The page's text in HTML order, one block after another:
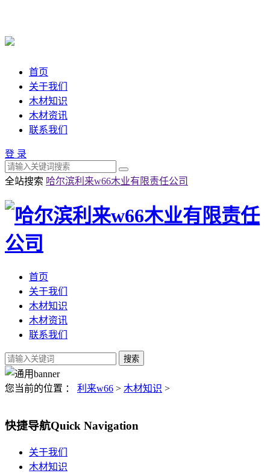
首页
关于我们
木材知识
木材资讯
联系我们
登 录
全站搜索 哈尔滨利来w66木业有限责任公司
首页
关于我们
木材知识
木材资讯
联系我们
您当前的位置 ： 利来w66 > 木材知识 >
快捷导航Quick Navigation
关于我们
木材知识